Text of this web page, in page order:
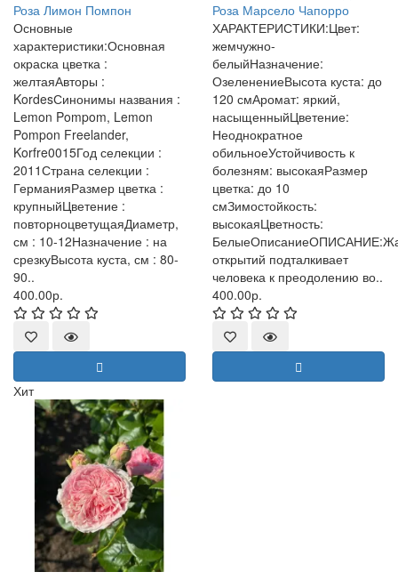
Роза Лимон Помпон
Основные
характеристики:Основная
окраска цветка :
желтаяАвторы :
KordesСинонимы названия :
Lemon Pompom, Lemon
Pompon Freelander,
Korfre0015Год селекции :
2011Страна селекции :
ГерманияРазмер цветка :
крупныйЦветение :
повторноцветущаяДиаметр,
см : 10-12Назначение : на
срезкуВысота куста, см : 80-
90..
400.00р.
Роза Марсело Чапорро
ХАРАКТЕРИСТИКИ:Цвет:
жемчужно-
белыйНазначение:
ОзеленениеВысота куста: до
120 смАромат: яркий,
насыщенныйЦветение:
Неоднократное
обильноеУстойчивость к
болезням: высокаяРазмер
цветка: до 10
смЗимостойкость:
высокаяЦветность:
открытий подталкивает
человека к преодолению во..
400.00р.
Хит